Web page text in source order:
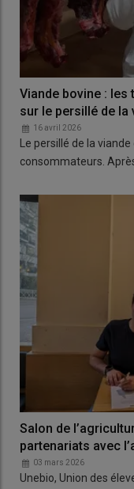
Viande bovine :
sur le persillé de la
16 avril 2026
Le persillé de la
consommateurs.
Salon de
partenariats avec
03 mars 2026
Unebio, Union des